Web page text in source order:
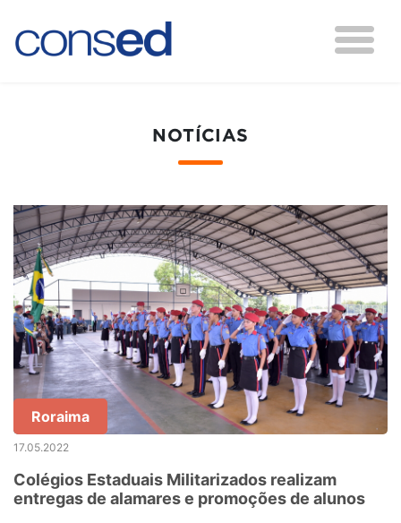
NOTÍCIAS
Roraima
17.05.2022
Colégios Estaduais Militarizados realizam
entregas de alamares e promoções de alunos